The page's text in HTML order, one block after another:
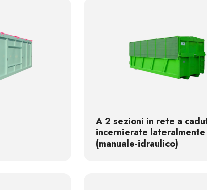
A 2 sezioni in rete a
incernierate lateralmente
(manuale-idraulico)